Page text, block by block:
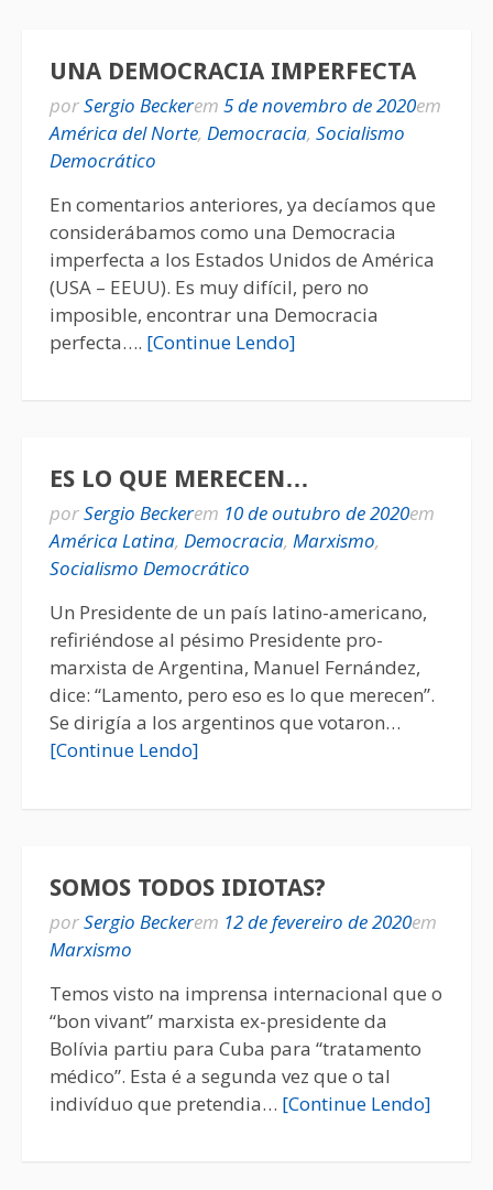
UNA DEMOCRACIA IMPERFECTA
porSergio Beckerem 5 de novembro de 2020em
América del Norte, Democracia, Socialismo
Democrático
En comentarios anteriores, ya decíamos que
considerábamos como una Democracia
imperfecta a los Estados Unidos de América
(USA – EEUU). Es muy difícil, pero no
imposible, encontrar una Democracia
perfecta…. [Continue Lendo]
ES LO QUE MERECEN…
porSergio Beckerem 10 de outubro de 2020em
América Latina, Democracia, Marxismo,
Socialismo Democrático
Un Presidente de un país latino-americano,
refiriéndose al pésimo Presidente pro-
marxista de Argentina, Manuel Fernández,
dice: “Lamento, pero eso es lo que merecen”.
Se dirigía a los argentinos que votaron…
[Continue Lendo]
SOMOS TODOS IDIOTAS?
porSergio Beckerem 12 de fevereiro de 2020em
Marxismo
Temos visto na imprensa internacional que o
“bon vivant” marxista ex-presidente da
Bolívia partiu para Cuba para “tratamento
médico”. Esta é a segunda vez que o tal
indivíduo que pretendia… [Continue Lendo]